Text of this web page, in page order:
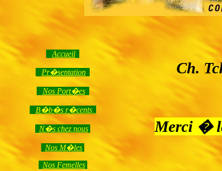
Accueil
Pr�sentation
Nos Port�es
B�b�s r�cents
N�s chez nous
Nos M�les
Nos Femelles
Ch.
Merci �